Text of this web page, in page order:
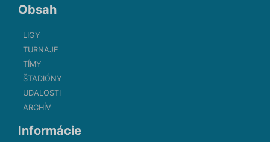
Obsah
LIGY
TURNAJE
TÍMY
ŠTADIÓNY
UDALOSTI
ARCHÍV
Informácie